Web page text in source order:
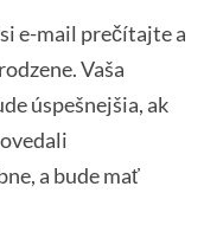
e-mail prečítajte a
Vaša
úspešnejšia, ak
a bude mať